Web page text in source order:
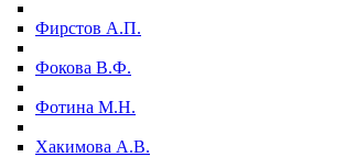
Фирстов А.П.
Фокова В.Ф.
Фотина М.Н.
Хакимова А.В.